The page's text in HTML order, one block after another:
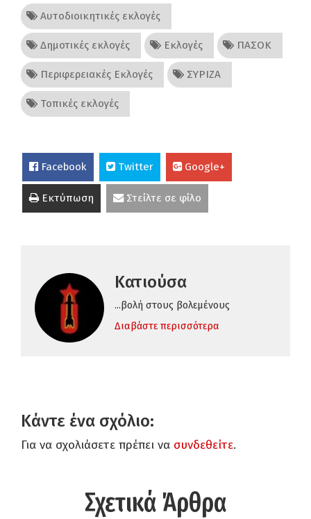
Αυτοδιοικητικές εκλογές
Δημοτικές εκλογές Εκλογές ΠΑΣΟΚ
Περιφερειακές Εκλογές ΣΥΡΙΖΑ
Τοπικές εκλογές
Facebook Twitter Google+
Εκτύπωση Στείλτε σε φίλο
Κατιούσα
...βολή στους βολεμένους
Διαβάστε περισσότερα
Κάντε ένα σχόλιο:
Για να σχολιάσετε πρέπει να συνδεθείτε.
Σχετικά Άρθρα